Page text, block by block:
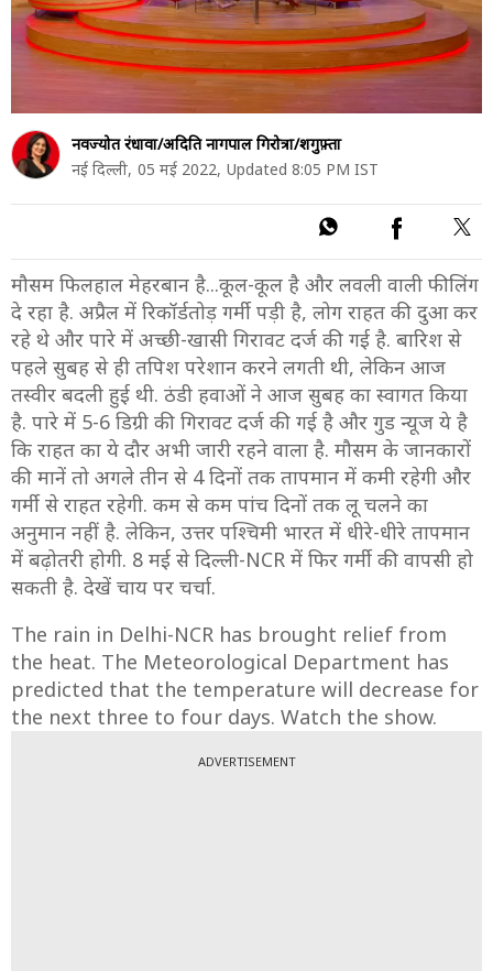
नवज्योत रंधावा/अदिति नागपाल गिरोत्रा/शगुफ़्ता
नई दिल्ली, 05 मई 2022, Updated 8:05 PM IST
मौसम फिलहाल मेहरबान है...कूल-कूल है और लवली वाली फीलिंग
दे रहा है. अप्रैल में रिकॉर्डतोड़ गर्मी पड़ी है, लोग राहत की दुआ कर
रहे थे और पारे में अच्छी-खासी गिरावट दर्ज की गई है. बारिश से
पहले सुबह से ही तपिश परेशान करने लगती थी, लेकिन आज
तस्वीर बदली हुई थी. ठंडी हवाओं ने आज सुबह का स्वागत किया
है. पारे में 5-6 डिग्री की गिरावट दर्ज की गई है और गुड न्यूज ये है
कि राहत का ये दौर अभी जारी रहने वाला है. मौसम के जानकारों
की मानें तो अगले तीन से 4 दिनों तक तापमान में कमी रहेगी और
गर्मी से राहत रहेगी. कम से कम पांच दिनों तक लू चलने का
अनुमान नहीं है. लेकिन, उत्तर पश्चिमी भारत में धीरे-धीरे तापमान
में बढ़ोतरी होगी. 8 मई से दिल्ली-NCR में फिर गर्मी की वापसी हो
सकती है. देखें चाय पर चर्चा.
The rain in Delhi-NCR has brought relief from
the heat. The Meteorological Department has
predicted that the temperature will decrease for
the next three to four days. Watch the show.
ADVERTISEMENT